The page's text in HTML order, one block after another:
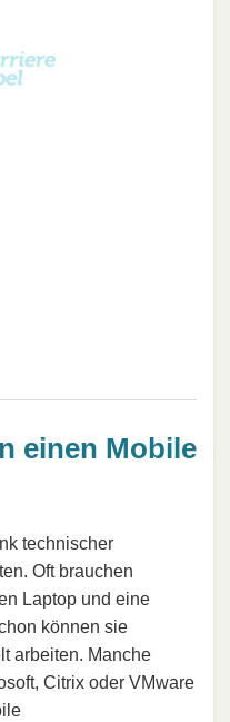
einen Mobile
technischer
Oft brauchen
Laptop und eine
können sie
arbeiten. Manche
Citrix oder VMware